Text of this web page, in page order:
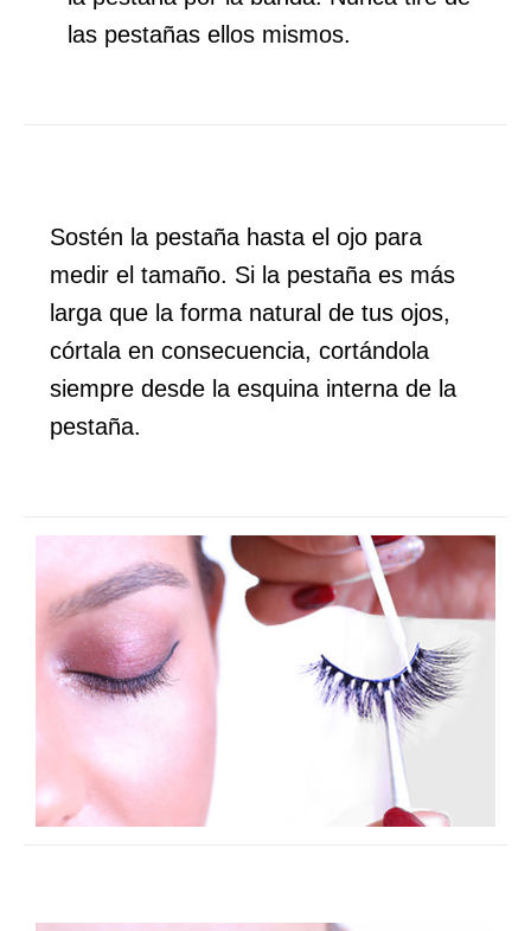
las pestañas ellos mismos.
Sostén la pestaña hasta el ojo para
medir el tamaño. Si la pestaña es más
larga que la forma natural de tus ojos,
córtala en consecuencia, cortándola
siempre desde la esquina interna de la
pestaña.